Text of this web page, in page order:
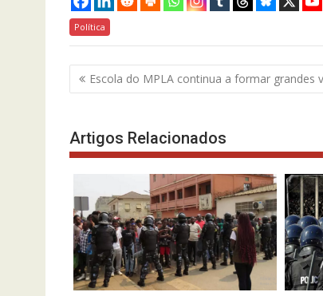
Política
Navegação
de
Escola do MPLA continua a formar grandes
Artigos Relacionados